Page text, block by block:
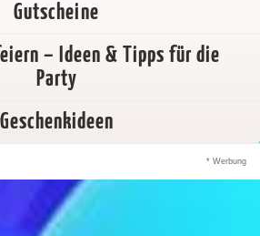
Gutscheine
– Ideen & Tipps für die
Party
Geschenkideen
* Werbung